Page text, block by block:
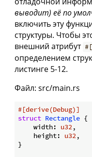
выводит) её по
включить эту
структуры. Чтобы
внешний атрибут
определением
листинге 5-12.
Файл: src/main.rs
#[derive(Debug)]
struct Rectangle {
    width:
u32,
    height:
u32,
}